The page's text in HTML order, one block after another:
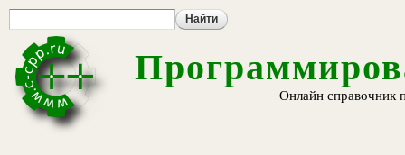
Онлайн справочник